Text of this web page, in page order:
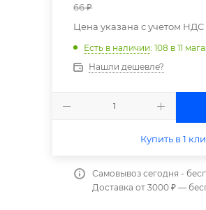
66₽
Цена указана с учетом НДС
Есть в наличии: 108 в 11
Нашли дешевле?
Купить в 1
Самовывоз сегодня -
Доставка от 3000 ₽ —